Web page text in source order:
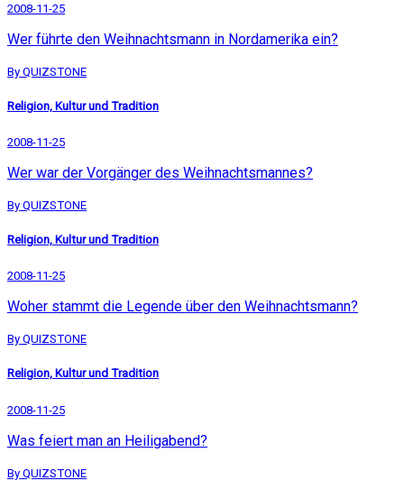
2008-11-25
Wer führte den Weihnachtsmann in Nordamerika ein?
By QUIZSTONE
Religion, Kultur und Tradition
2008-11-25
Wer war der Vorgänger des Weihnachtsmannes?
By QUIZSTONE
Religion, Kultur und Tradition
2008-11-25
Woher stammt die Legende über den Weihnachtsmann?
By QUIZSTONE
Religion, Kultur und Tradition
2008-11-25
Was feiert man an Heiligabend?
By QUIZSTONE